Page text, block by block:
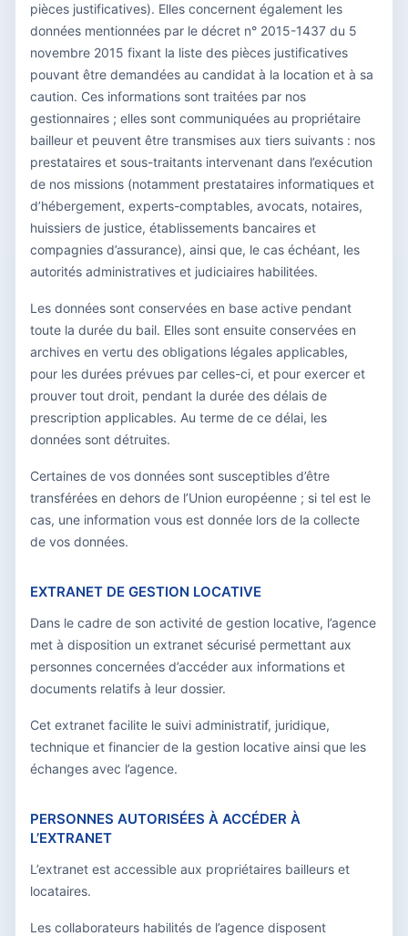
pièces justificatives). Elles concernent également les
données mentionnées par le décret n° 2015-1437 du 5
novembre 2015 fixant la liste des pièces justificatives
pouvant être demandées au candidat à la location et à sa
caution. Ces informations sont traitées par nos
gestionnaires ; elles sont communiquées au propriétaire
bailleur et peuvent être transmises aux tiers suivants : nos
prestataires et sous-traitants intervenant dans l’exécution
de nos missions (notamment prestataires informatiques et
d’hébergement, experts-comptables, avocats, notaires,
huissiers de justice, établissements bancaires et
compagnies d’assurance), ainsi que, le cas échéant, les
autorités administratives et judiciaires habilitées.
Les données sont conservées en base active pendant
toute la durée du bail. Elles sont ensuite conservées en
archives en vertu des obligations légales applicables,
pour les durées prévues par celles-ci, et pour exercer et
prouver tout droit, pendant la durée des délais de
prescription applicables. Au terme de ce délai, les
données sont détruites.
Certaines de vos données sont susceptibles d’être
transférées en dehors de l’Union européenne ; si tel est le
cas, une information vous est donnée lors de la collecte
de vos données.
EXTRANET DE GESTION LOCATIVE
Dans le cadre de son activité de gestion locative, l’agence
met à disposition un extranet sécurisé permettant aux
personnes concernées d’accéder aux informations et
documents relatifs à leur dossier.
Cet extranet facilite le suivi administratif, juridique,
technique et financier de la gestion locative ainsi que les
échanges avec l’agence.
PERSONNES AUTORISÉES À ACCÉDER À
L’EXTRANET
L’extranet est accessible aux propriétaires bailleurs et
locataires.
Les collaborateurs habilités de l’agence disposent